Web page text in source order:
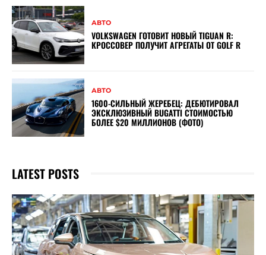
АВТО
VOLKSWAGEN ГОТОВИТ НОВЫЙ TIGUAN R:
КРОССОВЕР ПОЛУЧИТ АГРЕГАТЫ ОТ GOLF R
АВТО
1600-СИЛЬНЫЙ ЖЕРЕБЕЦ: ДЕБЮТИРОВАЛ
ЭКСКЛЮЗИВНЫЙ BUGATTI СТОИМОСТЬЮ
БОЛЕЕ $20 МИЛЛИОНОВ (ФОТО)
LATEST POSTS